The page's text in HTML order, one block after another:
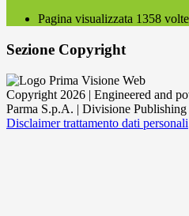
Pagina visualizzata 1358 volte
Sezione Copyright
Copyright 2026 | Engineered and
Parma S.p.A. | Divisione
Disclaimer trattamento dati personali